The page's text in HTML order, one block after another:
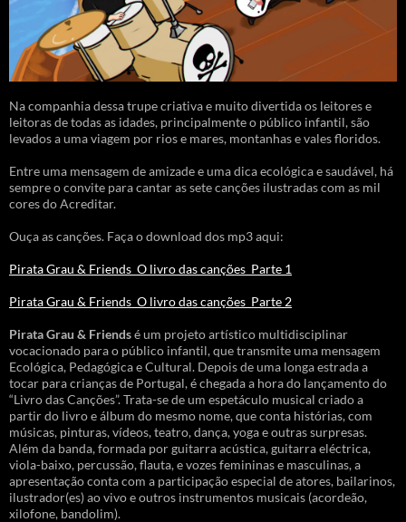
Na companhia dessa trupe criativa e muito divertida os leitores e
leitoras de todas as idades, principalmente o público infantil, são
levados a uma viagem por rios e mares, montanhas e vales floridos.
Entre uma mensagem de amizade e uma dica ecológica e saudável, há
sempre o convite para cantar as sete canções ilustradas com as mil
cores do Acreditar.
Ouça as canções. Faça o download dos mp3 aqui:
Pirata Grau & Friends_O livro das canções_Parte 1
Pirata Grau & Friends_O livro das canções_Parte 2
Pirata Grau & Friendsé um projeto artístico multidisciplinar
vocacionado para o público infantil, que transmite uma mensagem
Ecológica, Pedagógica e Cultural. Depois de uma longa estrada a
tocar para crianças de Portugal, é chegada a hora do lançamento do
“Livro das Canções”. Trata-se de um espetáculo musical criado a
partir do livro e álbum do mesmo nome, que conta histórias, com
músicas, pinturas, vídeos, teatro, dança, yoga e outras surpresas.
Além da banda, formada por guitarra acústica, guitarra eléctrica,
viola-baixo, percussão, flauta, e vozes femininas e masculinas, a
apresentação conta com a participação especial de atores, bailarinos,
ilustrador(es) ao vivo e outros instrumentos musicais (acordeão,
xilofone, bandolim).